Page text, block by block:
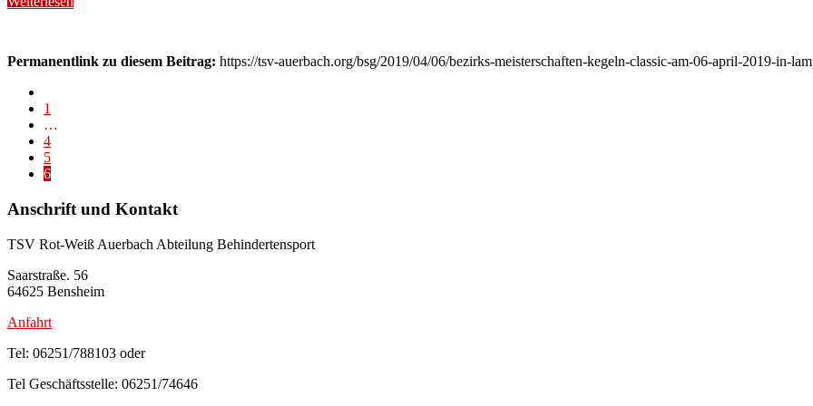
Permanentlink zu diesem Beitrag: https://tsv-auerbach.org/bsg/2019/04/06/bezirks-meisterschaften-kegeln-classic-am-06-april-2019-in-
1
…
4
5
6
Anschrift und Kontakt
TSV Rot-Weiß Auerbach Abteilung Behindertensport
Saarstraße. 56
64625 Bensheim
Anfahrt
Tel: 06251/788103 oder
Tel Geschäftsstelle: 06251/74646